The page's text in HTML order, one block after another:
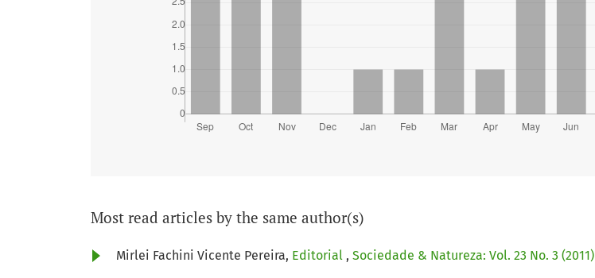
Most read articles by the same author(s)
Mirlei Fachini Vicente Pereira, Editorial , Sociedade & Natureza: Vol. 23 No. 3 (2011)